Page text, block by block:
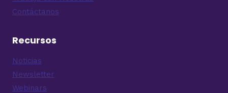
Contáctanos
Recursos
Noticias
Newsletter
Webinars